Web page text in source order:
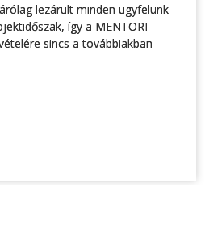
lezárult minden ügyfelünk
így a MENTORI
sincs a továbbiakban